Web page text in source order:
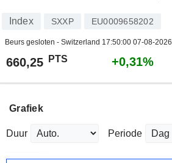
Index SXXP EU0009658202
Beurs gesloten - Switzerland 17:50:00 07-08-2026
660,25 PTS +0,31%
Grafiek
Duur Periode